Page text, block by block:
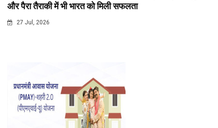
और पैरा तैराकी में भी भारत को मिली सफलता
27 Jul, 2026